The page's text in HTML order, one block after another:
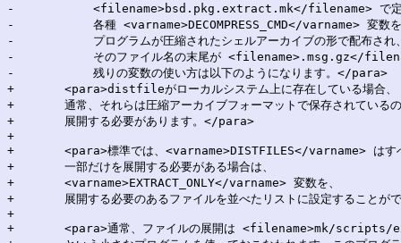
-	    <filename>bsd.pkg.extract.mk</filename> で定義されている
-	    各種 <varname>DECOMPRESS_CMD</varname> 変数を参照)。
-	    プログラムが圧縮されたシェルアーカイブの形で配布され、
-	    そのファイル名の末尾が <filename>.msg.gz</filename> である場合、
-	    残りの変数の使い方は以下のようになります。</para>
+	<para>distfileがローカルシステム上に存在している場合、
+	通常、それらは圧縮アーカイブフォーマットで保存されているので、
+	展開する必要があります。</para>
+
+	<para>標準では、<varname>DISTFILES</varname> はすべて展開されます。
+	一部だけを展開する必要がある場合は、
+	<varname>EXTRACT_ONLY</varname> 変数を、
+	展開する必要のあるファイルを並べたリストに設定することができます。</para>
+
+	<para>通常、ファイルの展開は <filename>mk/scripts/extract</filename>